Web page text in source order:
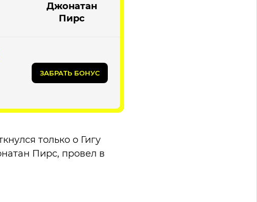
Джонатан
Пирс
ЗАБРАТЬ БОНУС
только о Гигу
Пирс, провел в